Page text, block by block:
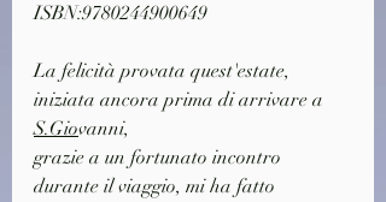
ISBN:9780244900649
La felicità provata quest'estate,
iniziata ancora prima di arrivare a
S.Giovanni,
grazie a un fortunato incontro
durante il viaggio, mi ha fatto